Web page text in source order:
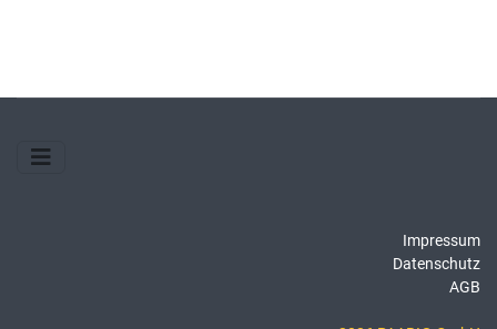
Impressum
Datenschutz
AGB